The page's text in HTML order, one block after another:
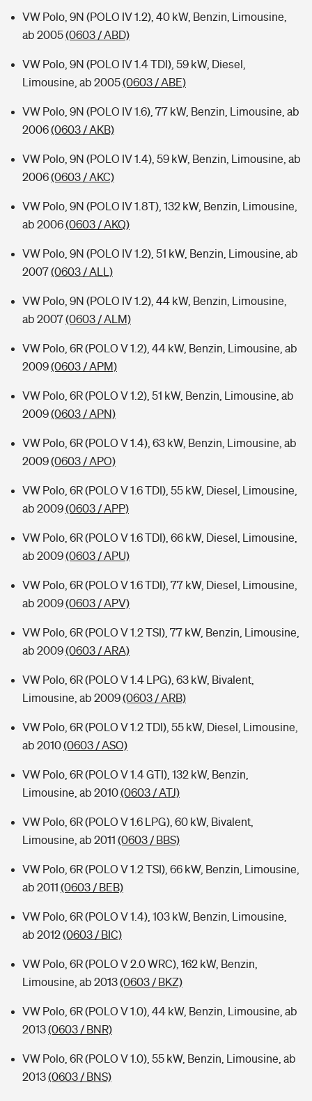
VW Polo, 9N (POLO IV 1.2), 40 kW, Benzin, Limousine,
ab 2005(0603 / ABD)
VW Polo, 9N (POLO IV 1.4 TDI), 59 kW, Diesel,
Limousine, ab 2005(0603 / ABE)
VW Polo, 9N (POLO IV 1.6), 77 kW, Benzin, Limousine, ab
2006(0603 / AKB)
VW Polo, 9N (POLO IV 1.4), 59 kW, Benzin, Limousine, ab
2006(0603 / AKC)
VW Polo, 9N (POLO IV 1.8T), 132 kW, Benzin, Limousine,
ab 2006(0603 / AKQ)
VW Polo, 9N (POLO IV 1.2), 51 kW, Benzin, Limousine, ab
2007(0603 / ALL)
VW Polo, 9N (POLO IV 1.2), 44 kW, Benzin, Limousine,
ab 2007(0603 / ALM)
VW Polo, 6R (POLO V 1.2), 44 kW, Benzin, Limousine, ab
2009(0603 / APM)
VW Polo, 6R (POLO V 1.2), 51 kW, Benzin, Limousine, ab
2009(0603 / APN)
VW Polo, 6R (POLO V 1.4), 63 kW, Benzin, Limousine, ab
2009(0603 / APO)
VW Polo, 6R (POLO V 1.6 TDI), 55 kW, Diesel, Limousine,
ab 2009(0603 / APP)
VW Polo, 6R (POLO V 1.6 TDI), 66 kW, Diesel, Limousine,
ab 2009(0603 / APU)
VW Polo, 6R (POLO V 1.6 TDI), 77 kW, Diesel, Limousine,
ab 2009(0603 / APV)
VW Polo, 6R (POLO V 1.2 TSI), 77 kW, Benzin, Limousine,
ab 2009(0603 / ARA)
VW Polo, 6R (POLO V 1.4 LPG), 63 kW, Bivalent,
Limousine, ab 2009(0603 / ARB)
VW Polo, 6R (POLO V 1.2 TDI), 55 kW, Diesel, Limousine,
ab 2010(0603 / ASO)
VW Polo, 6R (POLO V 1.4 GTI), 132 kW, Benzin,
Limousine, ab 2010(0603 / ATJ)
VW Polo, 6R (POLO V 1.6 LPG), 60 kW, Bivalent,
Limousine, ab 2011 (0603 / BBS)
VW Polo, 6R (POLO V 1.2 TSI), 66 kW, Benzin, Limousine,
ab 2011 (0603 / BEB)
VW Polo, 6R (POLO V 1.4), 103 kW, Benzin, Limousine,
ab 2012(0603 / BIC)
VW Polo, 6R (POLO V 2.0 WRC), 162 kW, Benzin,
Limousine, ab 2013(0603 / BKZ)
VW Polo, 6R (POLO V 1.0), 44 kW, Benzin, Limousine, ab
2013(0603 / BNR)
VW Polo, 6R (POLO V 1.0), 55 kW, Benzin, Limousine, ab
2013(0603 / BNS)